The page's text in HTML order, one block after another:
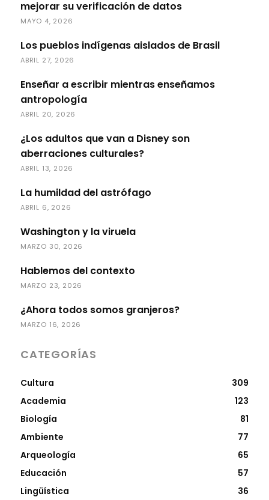
mejorar su verificación de datos
MAYO 4, 2026
Los pueblos indígenas aislados de Brasil
ABRIL 27, 2026
Enseñar a escribir mientras enseñamos
antropología
ABRIL 20, 2026
¿Los adultos que van a Disney son
aberraciones culturales?
ABRIL 13, 2026
La humildad del astrófago
ABRIL 6, 2026
Washington y la viruela
MARZO 30, 2026
Hablemos del contexto
MARZO 23, 2026
¿Ahora todos somos granjeros?
MARZO 16, 2026
CATEGORÍAS
Cultura
309
Academia
123
Biología
81
Ambiente
77
Arqueología
65
Educación
57
Lingüística
36